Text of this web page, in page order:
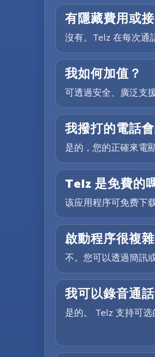
有隱藏費用或
沒有。Telz 在每次通
我如何加值？
可透過安全、廣泛支
我撥打的電話
是的，您的正確來電
Telz 是免費的
该应用程序可免费下
啟動程序很複
不。您可以透過簡訊
我可以錄音通
是的。 Telz 支持可选